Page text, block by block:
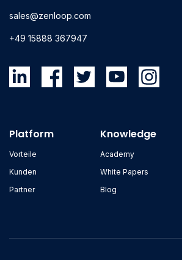
sales@zenloop.com
+49 15888 367947
Platform
Vorteile
Kunden
Partner
Knowledge
Academy
White Papers
Blog